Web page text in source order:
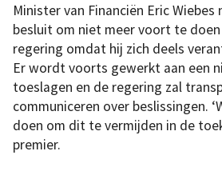
Minister van Financiën Eric
besluit om niet meer voort te
regering omdat hij zich deels
Er wordt voorts gewerkt aan een
toeslagen en de regering zal
communiceren over beslissingen.
doen om dit te vermijden in de
premier.